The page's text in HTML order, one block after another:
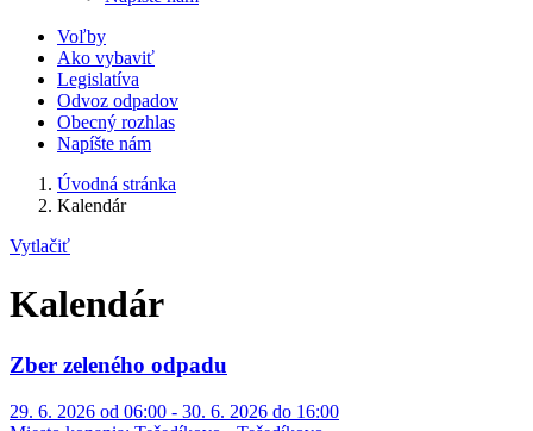
Voľby
Ako vybaviť
Legislatíva
Odvoz odpadov
Obecný rozhlas
Napíšte nám
Úvodná stránka
Kalendár
Vytlačiť
Kalendár
Zber zeleného odpadu
29. 6. 2026 od 06:00 - 30. 6. 2026 do 16:00